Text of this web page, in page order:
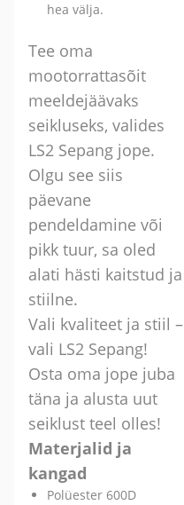
hea välja.
Tee oma
mootorrattasõit
meeldejäävaks
seikluseks, valides
LS2 Sepang jope.
Olgu see siis
päevane
pendeldamine või
pikk tuur, sa oled
alati hästi kaitstud ja
stiilne.
Vali kvaliteet ja stiil –
vali LS2 Sepang!
Osta oma jope juba
täna ja alusta uut
seiklust teel olles!
Materjalid ja
kangad
Polüester 600D